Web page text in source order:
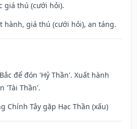
giá thú (cưới hỏi).
hành, giá thú (cưới hỏi), an táng.
để đón 'Hỷ Thần'. Xuất hành
'Tài Thần'.
Chính Tây gặp Hạc Thần (xấu)